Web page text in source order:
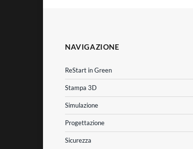
NAVIGAZIONE
ReStart in Green
Stampa 3D
Simulazione
Progettazione
Sicurezza